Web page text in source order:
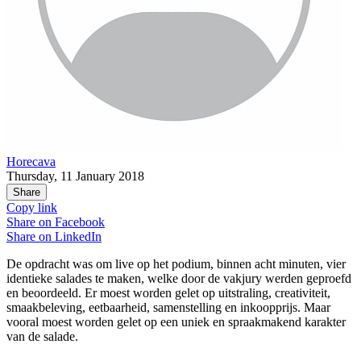
Horecava
Thursday, 11 January 2018
Share
Copy link
Share on Facebook
Share on LinkedIn
De opdracht was om live op het podium, binnen acht minuten, vier
identieke salades te maken, welke door de vakjury werden geproefd
en beoordeeld. Er moest worden gelet op uitstraling, creativiteit,
smaakbeleving, eetbaarheid, samenstelling en inkoopprijs. Maar
vooral moest worden gelet op een uniek en spraakmakend karakter
van de salade.